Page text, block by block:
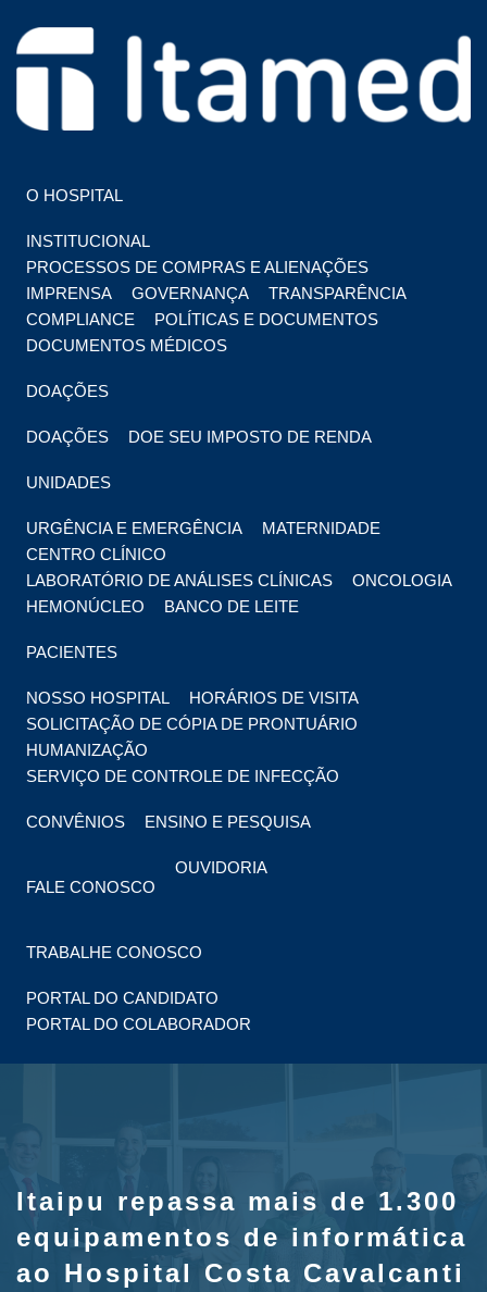
HOSPITAL EM FOZ DO IGUAÇU
O HOSPITAL
INSTITUCIONAL
PROCESSOS DE COMPRAS E ALIENAÇÕES
IMPRENSA
GOVERNANÇA
TRANSPARÊNCIA
COMPLIANCE
POLÍTICAS E DOCUMENTOS
DOCUMENTOS MÉDICOS
DOAÇÕES
DOAÇÕES DOE SEU IMPOSTO DE RENDA
UNIDADES
URGÊNCIA E EMERGÊNCIA
MATERNIDADE
CENTRO CLÍNICO
LABORATÓRIO DE ANÁLISES CLÍNICAS
ONCOLOGIA
HEMONÚCLEO
BANCO DE LEITE
PACIENTES
NOSSO HOSPITAL
HORÁRIOS DE VISITA
SOLICITAÇÃO DE CÓPIA DE PRONTUÁRIO
HUMANIZAÇÃO
SERVIÇO DE CONTROLE DE INFECÇÃO
CONVÊNIOS ENSINO E PESQUISA
FALE CONOSCO
OUVIDORIA
TRABALHE CONOSCO
PORTAL DO CANDIDATO
PORTAL DO COLABORADOR
Itaipu repassa mais de 1.300
equipamentos de informática
ao Hospital Costa Cavalcanti